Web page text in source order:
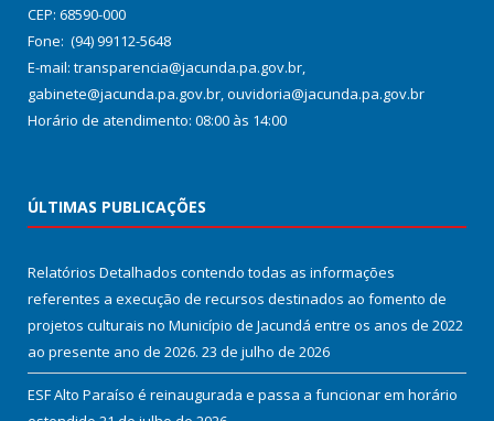
CEP: 68590-000
Fone: (94) 99112-5648
E-mail: transparencia@jacunda.pa.gov.br,
gabinete@jacunda.pa.gov.br, ouvidoria@jacunda.pa.gov.br
Horário de atendimento: 08:00 às 14:00
ÚLTIMAS PUBLICAÇÕES
Relatórios Detalhados contendo todas as informações
referentes a execução de recursos destinados ao fomento de
projetos culturais no Município de Jacundá entre os anos de 2022
ao presente ano de 2026. 23 de julho de 2026
ESF Alto Paraíso é reinaugurada e passa a funcionar em horário